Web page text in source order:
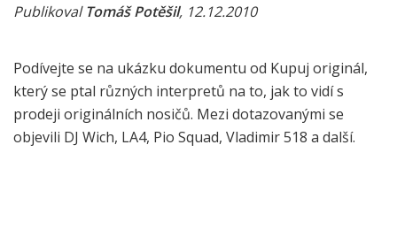
PublikovalTomáš Potěšil, 12.12.2010
Podívejte se na ukázku dokumentu od Kupuj originál,
který se ptal různých interpretů na to, jak to vidí s
prodeji originálních nosičů. Mezi dotazovanými se
objevili DJ Wich, LA4, Pio Squad, Vladimir 518 a další.